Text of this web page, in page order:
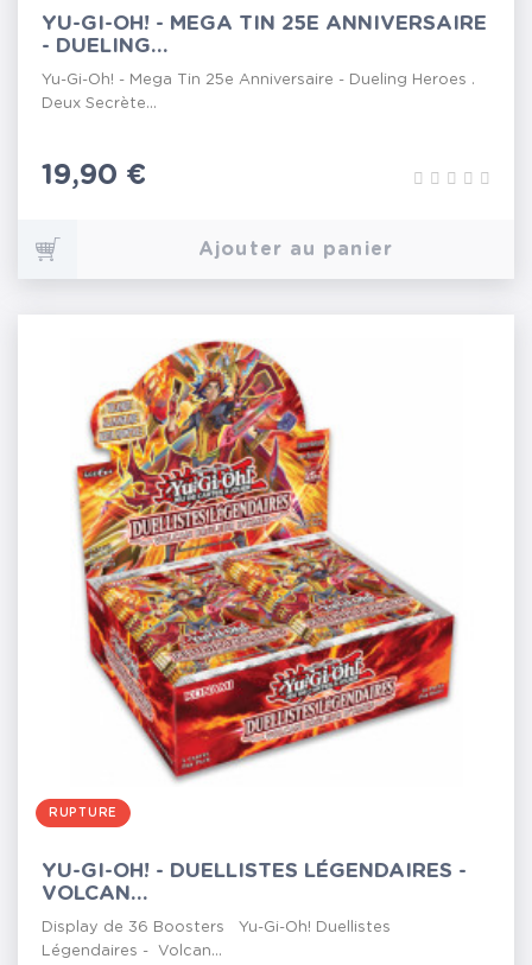
YU-GI-OH! - MEGA TIN 25E ANNIVERSAIRE
- DUELING...
Yu-Gi-Oh! - Mega Tin 25e Anniversaire - Dueling Heroes .
Deux Secrète...
Prix
19,90 €
Ajouter au panier
RUPTURE
YU-GI-OH! - DUELLISTES LÉGENDAIRES -
VOLCAN...
Display de 36 Boosters Yu-Gi-Oh! Duellistes
Légendaires - Volcan...